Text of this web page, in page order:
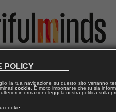
ma un fuoco da accendere,
POLICY
la tua navigazione su questo sito verranno
cookie. È molto importante che tu sia
informazioni, leggi la nostra politica sulla
cookie